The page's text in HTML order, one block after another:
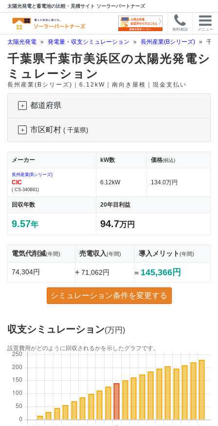
太陽光発電と蓄電池の比較・見積サイト ソーラーパートナーズ
無料相談 メニュー
太陽光発電 » 発電量・収支シミュレーション » 長州産業(Bシリーズ) » 千
千葉県千葉市美浜区の太陽光発電シ
ミュレーション
長州産業(Bシリーズ)｜6.12kW｜南向き屋根｜現金支払い
都道府県
市区町村 ( 千葉県)
メーカー kW数 価格(税込)
長州産業(Bシリーズ)
CIC
( CS-340B81)
6.12kW 134.0万円
回収年数 20年目利益
9.57年 94.7万円
電気代削減(年間) 売電収入(年間) 導入メリット(年間)
74,304円 +71,062円 = 145,366円
シミュレーション条件を変更する
収支シミュレーション(万円)
設置費用がどのように回収されるかを示したグラフです。